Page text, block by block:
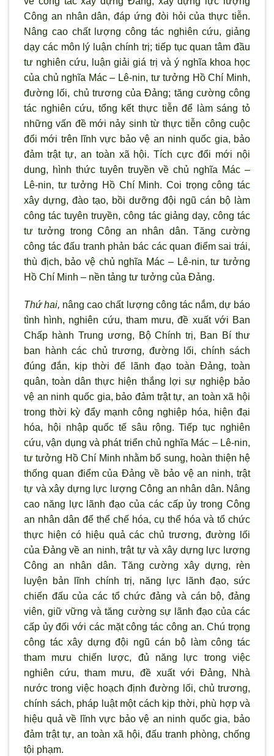
Công an nhân dân, đáp ứng đòi hỏi của thực tiễn.
Nâng cao chất l ượng công tác nghiên cứu, giảng
dạy các môn lý luận chính trị; tiếp tục quan tâm đầu
tư nghiên cứu, luận giải giá trị và ý nghĩa khoa học
của chủ nghĩa Mác – Lê-nin, tư tưởng Hồ Chí Minh,
đường lối, chủ trương của Đảng; tăng cường công
tác nghiên cứu, tổng kết thực tiễn để làm sáng tỏ
những vấn đề mới nảy sinh từ thực tiễn công cuộc
đổi mới trên lĩnh vực bảo vệ an ninh quốc gia, bảo
đảm trật tự, an toàn xã hội. Tích cực đổi mới nội
dung, hình thức tuyên truyền về chủ nghĩa Mác –
Lê-nin, tư tưởng Hồ Chí Minh. Coi trọng công tác
xây dựng, đào tạo, bồi dưỡng đội ngũ cán bộ làm
công tác tuyên truyền, công tác giảng dạy, công tác
tư tưởng trong Công an nhân dân. Tăng cường
công tác đấu tranh phản bác các quan điểm sai trái,
thù địch, bảo vệ chủ nghĩa Mác – Lê-nin, tư tưởng
Hồ Chí Minh – nền tảng tư tưởng của Đảng.
Thứ hai, nâng cao chất lượng công tác nắm, dự báo
tình hình, nghiên cứu, tham mưu, đề xuất với Ban
Chấp hành Trung ương, Bộ Chính trị, Ban Bí thư
ban hành các chủ trương, đường lối, chính sách
đúng đắn, kịp thời để l ãnh đạo toàn Đảng, toàn
quân, toàn dân thực hiện thắng lợi sự nghiệp bảo
vệ an ninh quốc gia, bảo đảm trật tự, an toàn xã hội
trong thời kỳ đẩy mạnh công nghiệp hóa, hiện đại
hóa, hội nhập quốc tế sâu rộng. Tiếp tục nghiên
cứu, vận dụng và phát triển chủ nghĩa Mác – Lê-nin,
tư tưởng Hồ Chí Minh nhằm bổ sung, hoàn thiện hệ
thống quan điểm của Đảng về bảo vệ an ninh, trật
tự và xây dựng lực lượng Công an nhân dân. Nâng
cao năng lực lãnh đạo của các cấp ủy trong Công
an nhân dân để thể chế hóa, cụ thể hóa và tổ chức
thực hiện có hiệu quả các chủ trương, đường lối
của Đảng về an ninh, trật tự và xây dựng lực lượng
Công an nhân dân. Tăng cường xây dựng, rèn
luyện bản lĩnh chính trị, năng lực l ãnh đạo, sức
chiến đấu của các tổ chức đảng và cán bộ, đảng
viên, giữ vững và tăng cường sự lãnh đạo của các
cấp ủy đối với các mặt công tác công an. Chú trọng
công tác xây dựng đội ngũ cán bộ làm công tác
tham mưu chiến lược, đủ năng lực trong việc
nghiên cứu, tham mưu, đề xuất với Đảng, Nhà
nước trong việc hoạch định đường lối, chủ trương,
chính sách, pháp luật một cách kịp thời, phù hợp và
hiệu quả về lĩnh vực bảo vệ an ninh quốc gia, bảo
đảm trật tự, an toàn xã hội, đấu tranh phòng, chống
tội phạm.